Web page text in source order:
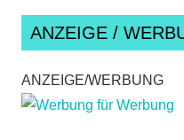
ANZEIGE /
ANZEIGE/WERBUNG